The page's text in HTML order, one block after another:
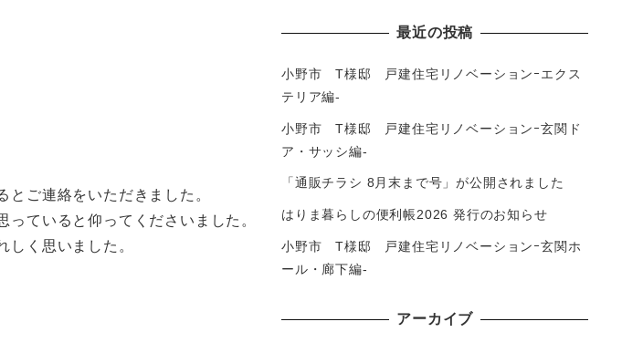
ご連絡をいただきました。
ていると仰ってくださいました。
く思いました。
最近の投稿
小野市 T様邸 戸建住宅リノベーションｰエクス
テリア編-
小野市 T様邸 戸建住宅リノベーションｰ玄関ド
ア・サッシ編-
「通販チラシ 8月末まで号」が公開されました
はりま暮らしの便利帳2026 発行のお知らせ
小野市 T様邸 戸建住宅リノベーションｰ玄関ホ
ール・廊下編-
アーカイブ